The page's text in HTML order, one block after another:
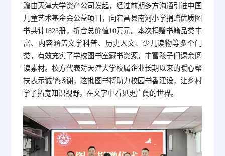
赠由天津大学资产公司发起，经过前期多方沟通引进中国
儿童艺术基金会公益项目，向宕昌县南河小学捐赠优质图
书共计1823册，折合总价值10万元。本次捐赠书籍品类丰
富、内容涵盖文学科普、历史人文、少儿读物等多个门
类，有效充实了学校图书室藏书资源，丰富孩子们课余阅
读素材。校方代表对天津大学校属企业长期以来的暖心帮
扶表示诚挚感谢，这批图书将助力校园书香建设，让乡村
学子拓宽知识视野，在文字中看见更广阔的世界。